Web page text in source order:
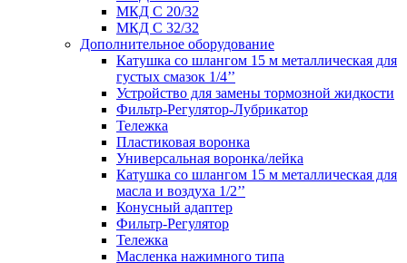
МКД С 20/32
МКД С 32/32
Дополнительное оборудование
Катушка со шлангом 15 м металлическая для
густых смазок 1/4’’
Устройство для замены тормозной жидкости
Фильтр-Регулятор-Лубрикатор
Тележка
Пластиковая воронка
Универсальная воронка/лейка
Катушка со шлангом 15 м металлическая для
масла и воздуха 1/2’’
Конусный адаптер
Фильтр-Регулятор
Тележка
Масленка нажимного типа